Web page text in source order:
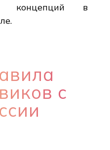
концепций в
с